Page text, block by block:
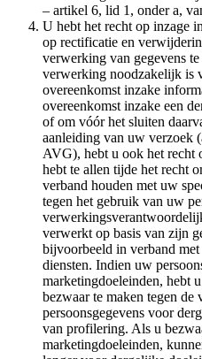
– artikel 6, lid 1, onder a,
U hebt het recht op inzage
op rectificatie en
verwerking van gegevens
verwerking noodzakelijk is
overeenkomst inzake
overeenkomst inzake een
of om vóór het sluiten
aanleiding van uw verzoek
AVG), hebt u ook het recht
hebt te allen tijde het recht
verband houden met uw
tegen het gebruik van uw
verwerkt op basis van zijn
bijvoorbeeld in verband
diensten. Indien uw
marketingdoeleinden, hebt
bezwaar te maken tegen
persoonsgegevens voor
van profilering. Als u
marketingdoeleinden,